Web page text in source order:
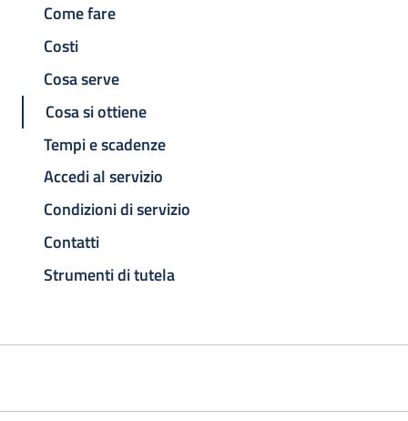
Come fare
Costi
Cosa serve
Cosa si ottiene
Tempi e scadenze
Accedi al servizio
Condizioni di servizio
Contatti
Strumenti di tutela